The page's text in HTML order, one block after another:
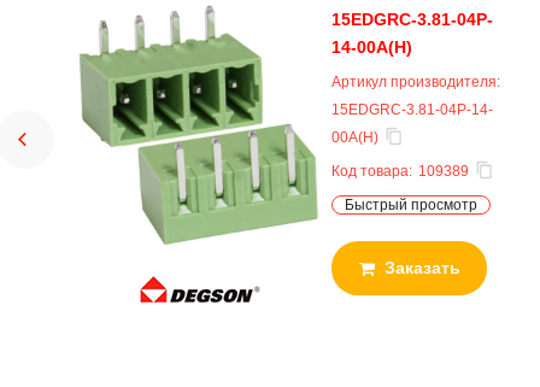
15EDGRC-3.81-04P-
14-00A(H)
Артикул производителя:
15EDGRC-3.81-04P-14-
00A(H)
Код товара: 109389
Быстрый просмотр
Заказать